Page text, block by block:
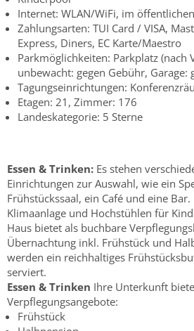
Internet: WLAN/WiFi, im
Zahlungsarten: TUI Card / VISA,
Express, Diners, EC Karte/Maestro
Parkmöglichkeiten: Parkplatz (nach
unbewacht: gegen Gebühr, Garage:
Tagungseinrichtungen:
Etagen: 21, Zimmer: 176
Landeskategorie: 5 Sterne
Essen & Trinken: Es stehen
Einrichtungen zur Auswahl, wie ein
Frühstückssaal, ein Café und eine
Klimaanlage und Hochstühlen für
Haus bietet als buchbare
Übernachtung inkl. Frühstück und
werden ein reichhaltiges
serviert.
Essen & Trinken Ihre Unterkunft
Verpflegungsangebote:
Frühstück